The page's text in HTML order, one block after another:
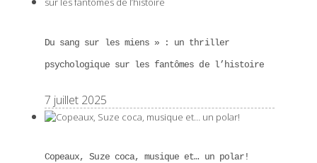
Du sang sur les miens » : un thriller
psychologique sur les fantômes de l’histoire
7 juillet 2025
Copeaux, Suze coca, musique et… un polar!